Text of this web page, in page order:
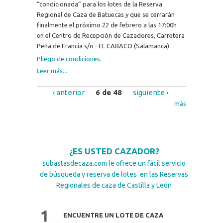
“condicionada” para los lotes de la Reserva
Regional de Caza de Batuecas y que se cerrarán
finalmente el próximo 22 de febrero a las 17:00h
en el Centro de Recepción de Cazadores, Carretera
Peña de Francia s/n - EL CABACO (Salamanca).
Pliego de condiciones.
Leer más...
‹ anterior 6 de 48 siguiente ›
más
¿ES USTED CAZADOR?
subastasdecaza.com le ofrece un fácil servicio
de búsqueda y reserva de lotes en las Reservas
Regionales de caza de Castilla y León
ENCUENTRE UN LOTE DE CAZA